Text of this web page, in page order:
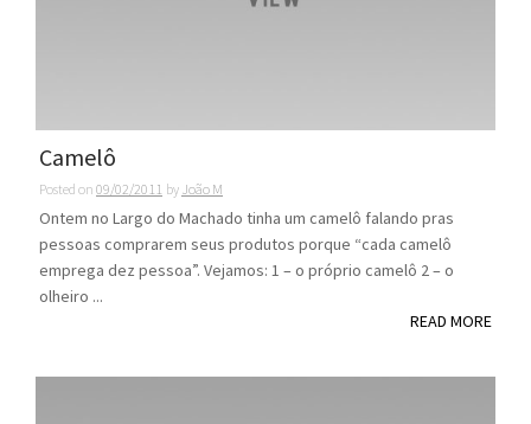
Camelô
Posted on 09/02/2011 by João M
Ontem no Largo do Machado tinha um camelô falando pras
pessoas comprarem seus produtos porque “cada camelô
emprega dez pessoa”. Vejamos: 1 – o próprio camelô 2 – o
olheiro ...
READ MORE